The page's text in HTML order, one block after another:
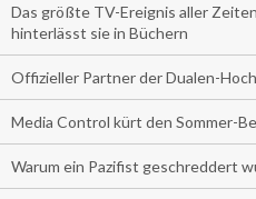
Das größte TV-Ereignis aller
hinterlässt sie in Büchern
Offizieller Partner der Dualen-
Media Control kürt den Sommer-
Warum ein Pazifist geschreddert